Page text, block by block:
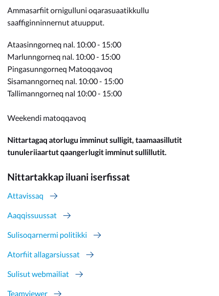
Ammasarfiit ornigulluni oqarasuaatikkullu
saaffiginninnernut atuupput.
Ataasinngorneq nal. 10:00 - 15:00
Marlunngorneq nal. 10:00 - 15:00
Pingasunngorneq Matoqqavoq
Sisamanngorneq nal. 10:00 - 15:00
Tallimanngorneq nal 10:00 - 15:00
Weekendi matoqqavoq
Nittartagaq atorlugu imminut sulligit, taamaasillutit
tunuleriiaartut qaangerlugit imminut sullillutit.
Nittartakkap iluani iserfissat
Attavissaq
Aaqqissuussat
Sulisoqarnermi politikki
Atorfiit allagarsiussat
Sulisut webmailiat
Teamviewer